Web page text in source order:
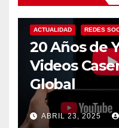
ACTUALIDAD REDES
20 Años de
Videos
Global
ABRIL 23, 2025